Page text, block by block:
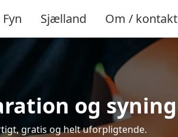
Fyn Sjælland Om / kontakt
og syning
gratis og helt uforpligtende.